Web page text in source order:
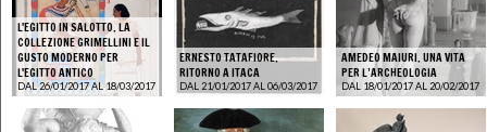
L'EGITTO IN SALOTTO. LA
COLLEZIONE GRIMELLINI E IL
GUSTO MODERNO PER
L'EGITTO ANTICO
DAL 26/01/2017 AL 18/03/2017
ERNESTO TATAFIORE.
RITORNO A ITACA
DAL 21/01/2017 AL 06/03/2017
AMEDEO MAIURI. UNA VITA
PER L’ARCHEOLOGIA
DAL 18/01/2017 AL 20/02/2017